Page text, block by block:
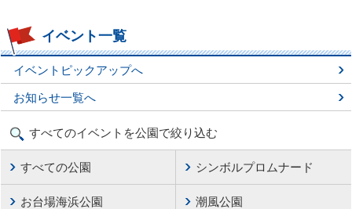
イベント一覧
イベントピックアップへ
お知らせ一覧へ
すべてのイベントを公園で絞り込む
すべての公園 シンボルプロムナード
お台場海浜公園 潮風公園